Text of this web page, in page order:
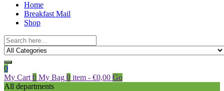
Home
Breakfast Mail
Shop
0
My Cart 0 My Bag 0 item - €0,00 Go
All departments